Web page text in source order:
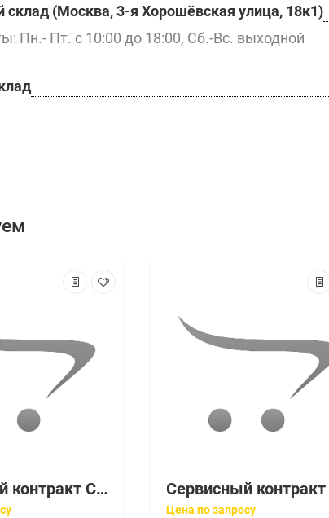
склад (Москва, 3-я Хорошёвская улица, 18к1)
Пн.- Пт. с 10:00 до 18:00, Сб.-Вс. выходной
Сервисный контракт CON-SNT-C11114PA
Цена по запросу